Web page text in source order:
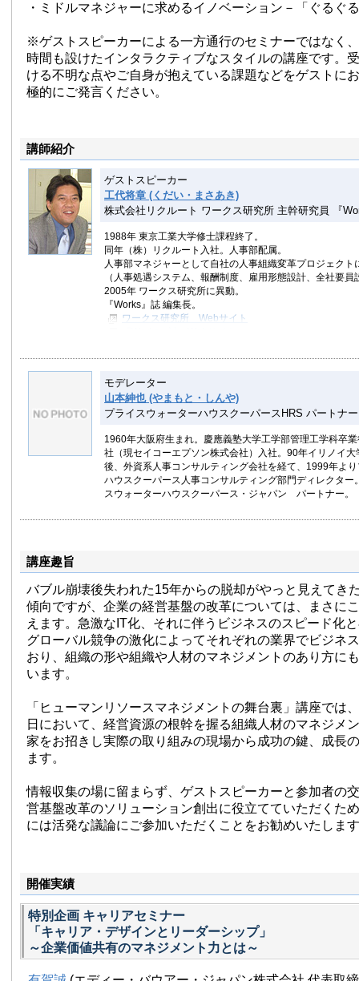
・ミドルマネジャーに求めるイノベーション－「ぐるぐ
※ゲストスピーカーによる一方通行のセミナーではなく
時間も設けたインタラクティブなスタイルの講座です。
ける不明な点やご自身が抱えている課題などをゲストに
極的にご発言ください。
講師紹介
ゲストスピーカー
工代将章 (くだい・まさあき)
株式会社リクルート ワークス研究所 主幹研究員 『
1988年 東京工業大学修士課程終了。
同年（株）リクルート入社。人事部配属。
人事部マネジャーとして自社の人事組織変革プロジェクト
（人事処遇システム、報酬制度、雇用形態設計、全社要員
2005年 ワークス研究所に異動。
『Works』誌 編集長。
ワークス研究所 Webサイト
モデレーター
山本紳也 (やまもと・しんや)
プライスウォーターハウスクーパースHRS パートナー
1960年大阪府生まれ。慶應義塾大学工学部管理工学科卒
社（現セイコーエプソン株式会社）入社。90年イリノイ大
後、外資系人事コンサルティング会社を経て、1999年よ
ハウスクーパース人事コンサルティング部門ディレクター
スウォーターハウスクーパース・ジャパン パートナー。
講座趣旨
バブル崩壊後失われた15年からの脱却がやっと見えてき
傾向ですが、企業の経営基盤の改革については、まさに
えます。急激なIT化、それに伴うビジネスのスピード化
グローバル競争の激化によってそれぞれの業界でビジネ
おり、組織の形や組織や人材のマネジメントのあり方に
います。
「ヒューマンリソースマネジメントの舞台裏」講座では
日において、経営資源の根幹を握る組織人材のマネジメ
家をお招きし実際の取り組みの現場から成功の鍵、成長
ます。
情報収集の場に留まらず、ゲストスピーカーと参加者の
営基盤改革のソリューション創出に役立てていただくた
には活発な議論にご参加いただくことをお勧めいたしま
開催実績
特別企画 キャリアセミナー
「キャリア・デザインとリーダーシップ」
～企業価値共有のマネジメント力とは～